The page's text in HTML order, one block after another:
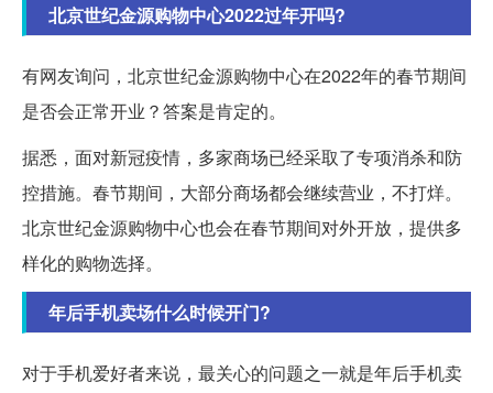
北京世纪金源购物中心2022过年开吗?
有网友询问，北京世纪金源购物中心在2022年的春节期间
是否会正常开业？答案是肯定的。
据悉，面对新冠疫情，多家商场已经采取了专项消杀和防
控措施。春节期间，大部分商场都会继续营业，不打烊。
北京世纪金源购物中心也会在春节期间对外开放，提供多
样化的购物选择。
年后手机卖场什么时候开门?
对于手机爱好者来说，最关心的问题之一就是年后手机卖